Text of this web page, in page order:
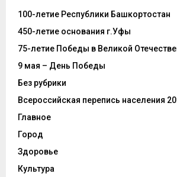
100-летие Республики Башкортостан
450-летие основания г.Уфы
75-летие Победы в Великой
9 мая – День Победы
Без рубрики
Всероссийская перепись населения
Главное
Город
Здоровье
Культура